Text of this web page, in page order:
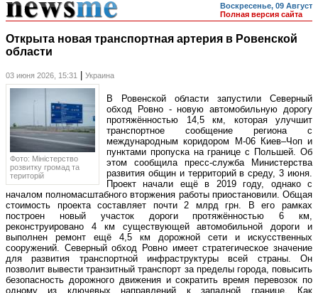
Воскресенье, 09 Август
Полная версия сайта
Открыта новая транспортная артерия в Ровенской
области
03 июня 2026, 15:31 Украина
Фото: Міністерство
розвитку громад та
територій
В Ровенской области запустили Северный
обход Ровно - новую автомобильную дорогу
протяжённостью 14,5 км, которая улучшит
транспортное сообщение региона с
международным коридором М-06 Киев–Чоп и
пунктами пропуска на границе с Польшей. Об
этом сообщила пресс-служба Министерства
развития общин и территорий в среду, 3 июня.
Проект начали ещё в 2019 году, однако с
началом полномасштабного вторжения работы приостановили. Общая
стоимость проекта составляет почти 2 млрд грн. В его рамках
построен новый участок дороги протяжённостью 6 км,
реконструировано 4 км существующей автомобильной дороги и
выполнен ремонт ещё 4,5 км дорожной сети и искусственных
сооружений. Северный обход Ровно имеет стратегическое значение
для развития транспортной инфраструктуры всей страны. Он
позволит вывести транзитный транспорт за пределы города, повысить
безопасность дорожного движения и сократить время перевозок по
одному из ключевых направлений к западной границе. Как